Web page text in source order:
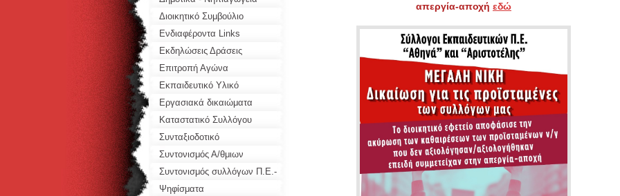
απεργία-αποχή εδώ
Διοικητικό Συμβούλιο
Ενδιαφέροντα Links
Συλλόγων
Εκδηλώσεις Δράσεις
Συλλόγου
Επιτροπή Αγώνα
Εκπαιδευτικό Υλικό
Προτάσεις
Εργασιακά δικαιώματα
Καταστατικό Συλλόγου
Συνταξιοδοτικό
Συντονισμός Α/θμιων
Σωματείων
Συντονισμός συλλόγων Π.Ε.-
ΕΛΜΕ
Ψηφίσματα